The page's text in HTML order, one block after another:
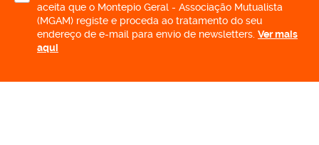
aceita que o Montepio Geral - Associação Mutualista
(MGAM) registe e proceda ao tratamento do seu
endereço de e-mail para envio de newsletters. Ver mais
aqui